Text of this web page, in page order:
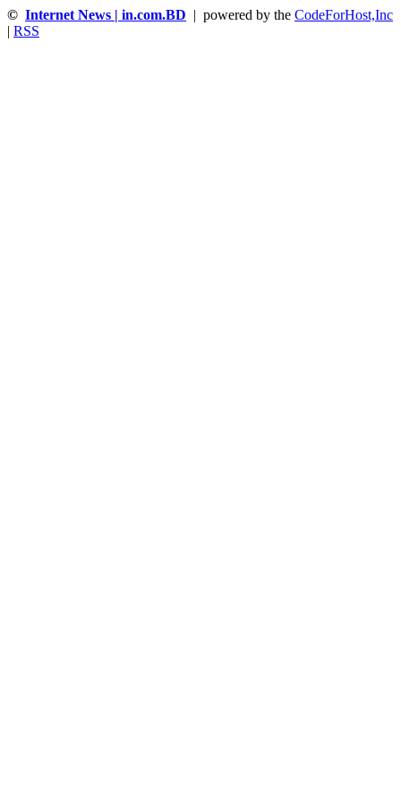
© Internet News | in.com.BD | powered by the CodeForHost,Inc
RSS